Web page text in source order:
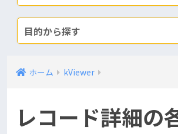
目的から探す
ホーム kViewer
レコード詳細の